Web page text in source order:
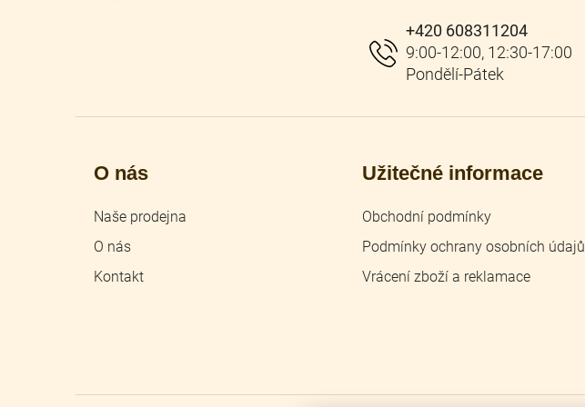
+420 608311204
O nás
Naše prodejna
O nás
Kontakt
Užitečné informace
Obchodní podmínky
Podmínky ochrany osobních údajů
Vrácení zboží a reklamace